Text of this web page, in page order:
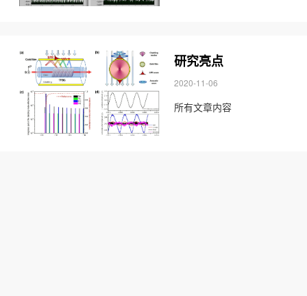
研究亮点
2020-11-06
所有文章内容